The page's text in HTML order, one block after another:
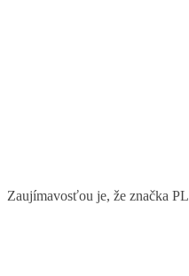
Zaujímavosťou je, že značka